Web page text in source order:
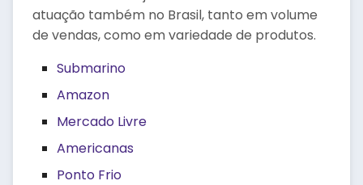
atuação também no Brasil, tanto em volume
de vendas, como em variedade de produtos.
Submarino
Amazon
Mercado Livre
Americanas
Ponto Frio